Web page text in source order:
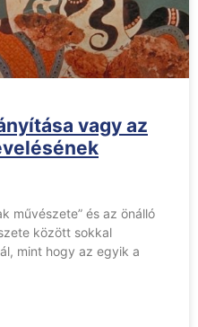
vagy az
művészete” és az önálló
között sokkal
mint hogy az egyik a